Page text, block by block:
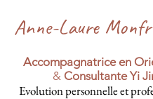
Anne-Laure
Accompagnatrice en
& Consultante Yi
Evolution personnelle et